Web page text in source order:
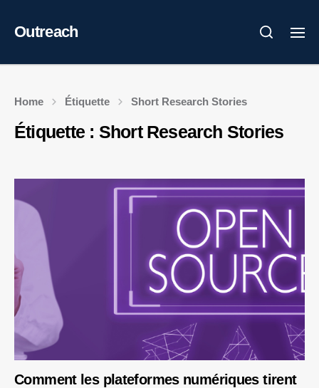
Outreach
Home Étiquette Short Research Stories
Étiquette : Short Research Stories
Comment les plateformes numériques tirent